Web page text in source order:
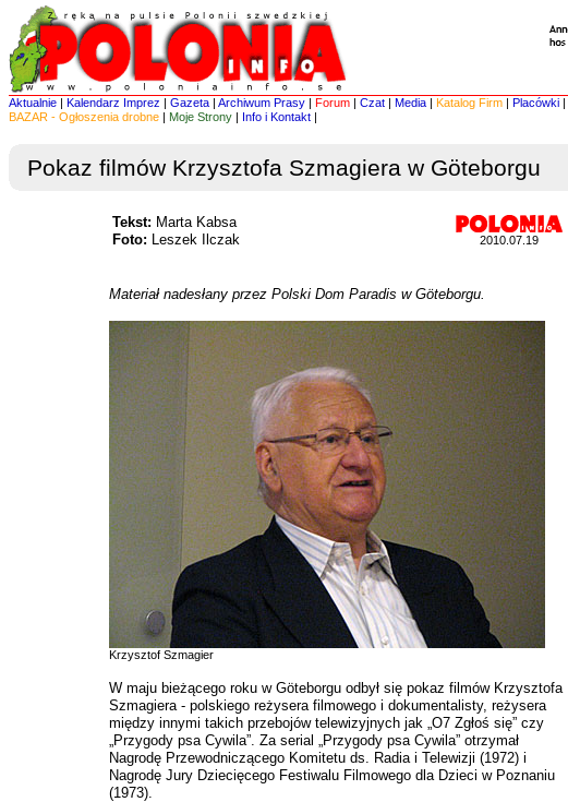
Aktualnie | Kalendarz Imprez | Gazeta | Archiwum Prasy | Forum | Czat | Media | Katalog Firm | Placówki |
BAZAR - Ogłoszenia drobne | Moje Strony | Info i Kontakt |
Pokaz filmów Krzysztofa Szmagiera w Göteborgu
Tekst: Marta Kabsa
Foto: Leszek Ilczak 2010.07.19
Materiał nadesłany przez Polski Dom Paradis w Göteborgu.
Krzysztof Szmagier
W maju bieżącego roku w Göteborgu odbył się pokaz filmów Krzysztofa
Szmagiera - polskiego reżysera filmowego i dokumentalisty, reżysera
między innymi takich przebojów telewizyjnych jak „O7 Zgłoś się” czy
„Przygody psa Cywila”. Za serial „Przygody psa Cywila” otrzymał
Nagrodę Przewodniczącego Komitetu ds. Radia i Telewizji (1972) i
Nagrodę Jury Dziecięcego Festiwalu Filmowego dla Dzieci w Poznaniu
(1973).